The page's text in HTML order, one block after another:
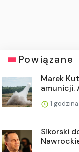
Powiązane
Marek
amunicji.
1
Sikorski